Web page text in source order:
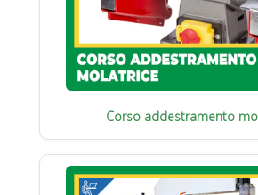
Corso addestramento